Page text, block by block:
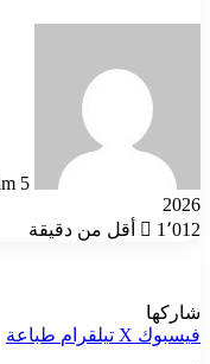
5 يونيو، 2026
2026
1٬012
أقل من دقيقة
شاركها
فيسبوك ‫X تيلقرام طباعة